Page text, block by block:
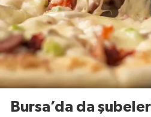
Bursa’da da